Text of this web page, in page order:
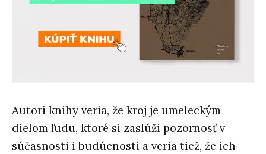
Autori knihy veria, že kroj je umeleckým
dielom ľudu, ktoré si zaslúži pozornosť v
súčasnosti i budúcnosti a veria tiež, že ich